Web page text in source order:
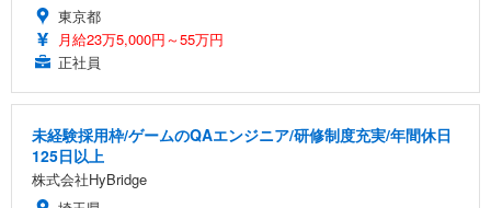
東京都
月給23万5,000円～55万円
正社員
未経験採用枠/ゲームのQAエンジニア/研修制度充実/年間休日
125日以上
株式会社HyBridge